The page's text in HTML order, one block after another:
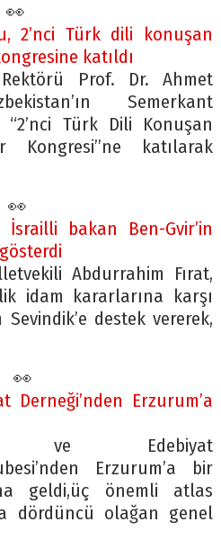
👀
2’nci Türk dili konuşan
katıldı
Prof. Dr. Ahmet
Semerkant
Türk Dili Konuşan
Kongresi”ne katılarak
👀
bakan Ben-Gvir’in
Abdurrahim Fırat,
idam kararlarına karşı
destek vererek,
👀
Derneği’nden Erzurum’a
ve Edebiyat
Erzurum’a bir
geldi,üç önemli atlas
dördüncü olağan genel